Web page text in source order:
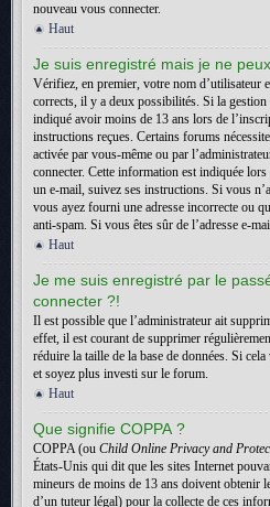
nouveau vous connecter.
Haut
Je suis enregistré mais je ne
Vérifiez, en premier, votre nom d’utilisateur
corrects, il y a deux possibilités. Si la
indiqué avoir moins de 13 ans lors de
instructions reçues. Certains forums
activée par vous-même ou par
connecter. Cette information est indiquée
un e-mail, suivez ses instructions. Si vous
vous ayez fourni une adresse incorrecte ou
anti-spam. Si vous êtes sûr de l’adresse e-
Haut
Je me suis enregistré par le
connecter ?!
Il est possible que l’administrateur ait
effet, il est courant de supprimer
réduire la taille de la base de données. Si
et soyez plus investi sur le forum.
Haut
Que signifie COPPA ?
COPPA (ou Child Online Privacy and
États-Unis qui dit que les sites Internet
mineurs de moins de 13 ans doivent obtenir
d’un tuteur légal) pour la collecte de ces